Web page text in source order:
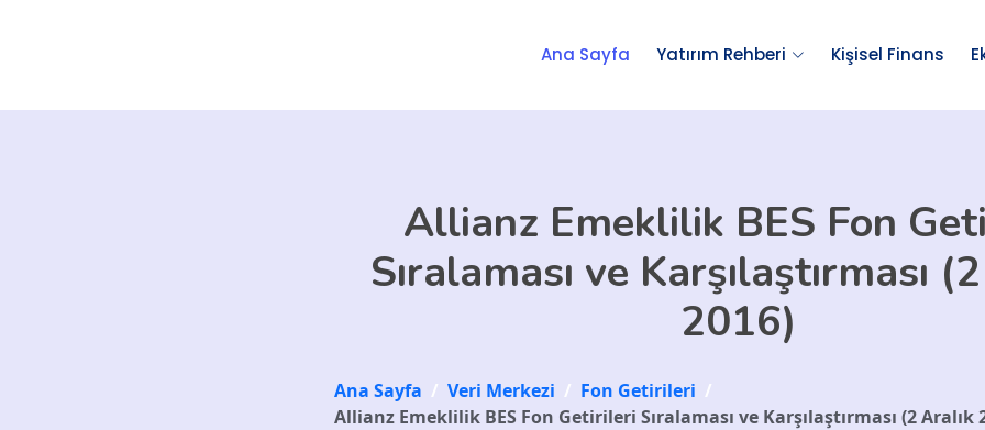
Ana Sayfa Yatırım Rehberi Kişisel Finans
Allianz Emeklilik BES Fon
Sıralaması ve Karşılaştırması
2016)
Ana Sayfa / Veri Merkezi / Fon Getirileri /
Allianz Emeklilik BES Fon Getirileri Sıralaması ve Karşılaştırması (2 Aralık